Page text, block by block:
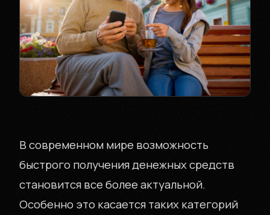
В современном мире возможность
быстрого получения денежных средств
становится все более актуальной.
Особенно это касается таких категорий